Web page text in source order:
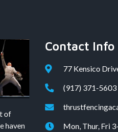
of
haven
Contact Info
77 Kensico
(917) 371-5603
Mon, Thur, Fri